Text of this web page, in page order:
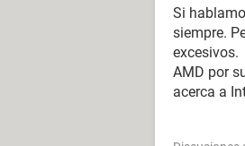
Si
siempre.
excesivos.
AMD por
acerca a